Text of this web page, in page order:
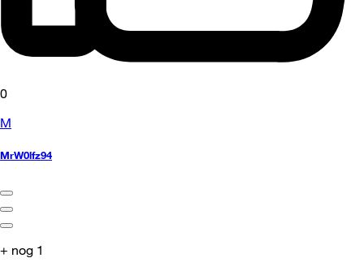
0
M
MrW0lfz94
+ nog 1